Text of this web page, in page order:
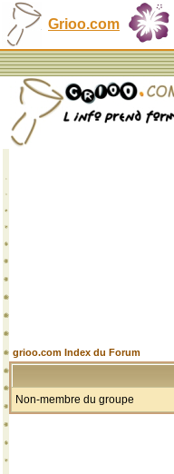
Grioo.com
grioo.com Index du Forum
Non-membre du groupe